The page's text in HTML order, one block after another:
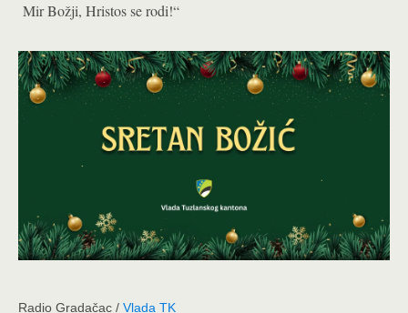
Mir Božji, Hristos se rodi!“
Radio Gradačac / Vlada TK